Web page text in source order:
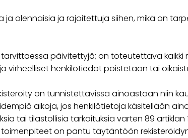
olennaisia ja rajoitettuja siihen, mikä on
päivitettyjä; on toteutettava
virheelliset henkilötiedot poistetaan tai
on tunnistettavissa ainoastaan niin
aikoja, jos henkilötietoja käsitellään
tai tilastollisia tarkoituksia varten 89
on pantu täytäntöön